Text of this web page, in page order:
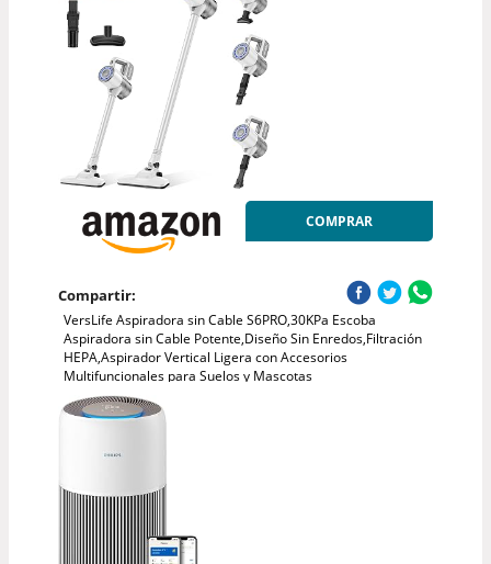
COMPRAR
Compartir:
VersLife Aspiradora sin Cable S6PRO,30KPa Escoba
Aspiradora sin Cable Potente,Diseño Sin Enredos,Filtración
HEPA,Aspirador Vertical Ligera con Accesorios
Multifuncionales para Suelos y Mascotas